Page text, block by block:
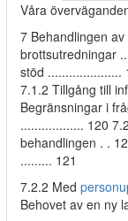
Våra
7 Behandlingen
brottsutredningar
stöd .....................
7.1.2 Tillgång till
Begränsningar i
.................. 120
behandlingen . .
......... 121
7.2.2 Med
Behovet av en ny